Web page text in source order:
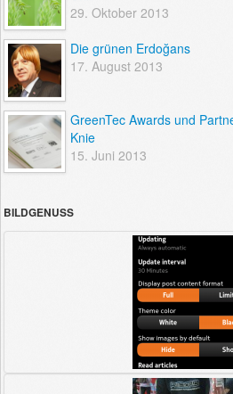
29. Oktober 2013
Die grünen Erdoğans
17. August 2013
GreenTec Awards und
Knie
15. Juni 2013
BILDGENUSS